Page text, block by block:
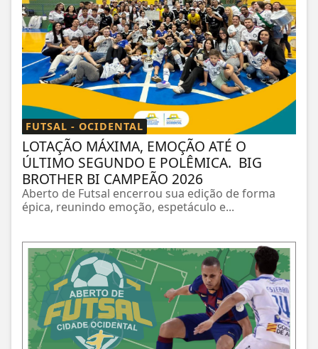
FUTSAL - OCIDENTAL
LOTAÇÃO MÁXIMA, EMOÇÃO ATÉ O
ÚLTIMO SEGUNDO E POLÊMICA. BIG
BROTHER BI CAMPEÃO 2026
Aberto de Futsal encerrou sua edição de forma
épica, reunindo emoção, espetáculo e...